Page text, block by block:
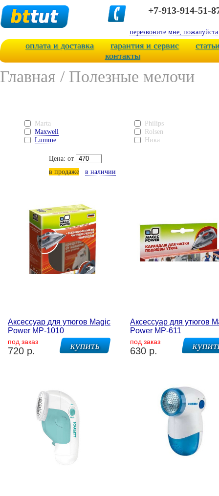
+7-913-914-51-
перезвоните мне, пожалуйста
оплата и доставка гарантия и сервис
контакты
Главная / Полезные мелочи
Marta
Philips
Maxwell
Rolsen
Lumme
Ника
Цена: от
в продаже
в наличии
Аксессуар для утюгов Magic
Power MP-1010
под заказ
720 р.
Аксессуар для утюгов
Power MP-611
под заказ
630 р.